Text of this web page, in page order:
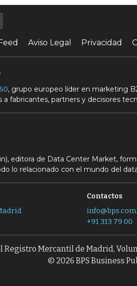
la
Aviso Legal Privacidad
, grupo europeo líder en marketing
fabricantes, partners y decisores
editora de Data Center Market,
lo relacionado con el mundo del
Contactos
+91 313 79 00
Registro Mercantil de Madrid,
© 2026 BPS Business